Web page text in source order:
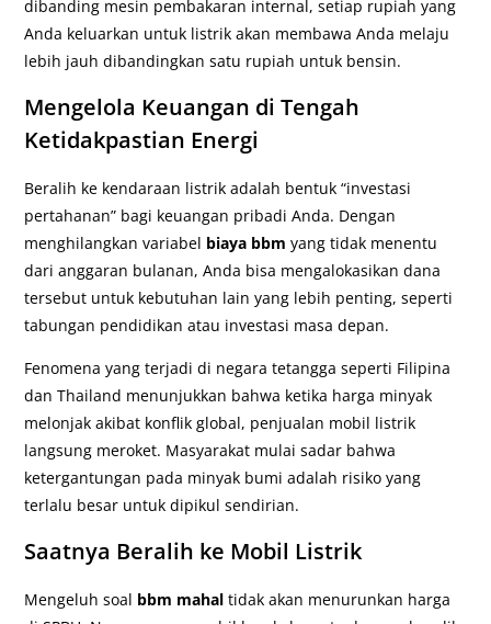
dibanding mesin pembakaran internal, setiap rupiah yang
Anda keluarkan untuk listrik akan membawa Anda melaju
lebih jauh dibandingkan satu rupiah untuk bensin.
Mengelola Keuangan di Tengah
Ketidakpastian Energi
Beralih ke kendaraan listrik adalah bentuk “investasi
pertahanan” bagi keuangan pribadi Anda. Dengan
menghilangkan variabel biaya bbm yang tidak menentu
dari anggaran bulanan, Anda bisa mengalokasikan dana
tersebut untuk kebutuhan lain yang lebih penting, seperti
tabungan pendidikan atau investasi masa depan.
Fenomena yang terjadi di negara tetangga seperti Filipina
dan Thailand menunjukkan bahwa ketika harga minyak
melonjak akibat konflik global, penjualan mobil listrik
langsung meroket. Masyarakat mulai sadar bahwa
ketergantungan pada minyak bumi adalah risiko yang
terlalu besar untuk dipikul sendirian.
Saatnya Beralih ke Mobil Listrik
Mengeluh soal bbm mahal tidak akan menurunkan harga